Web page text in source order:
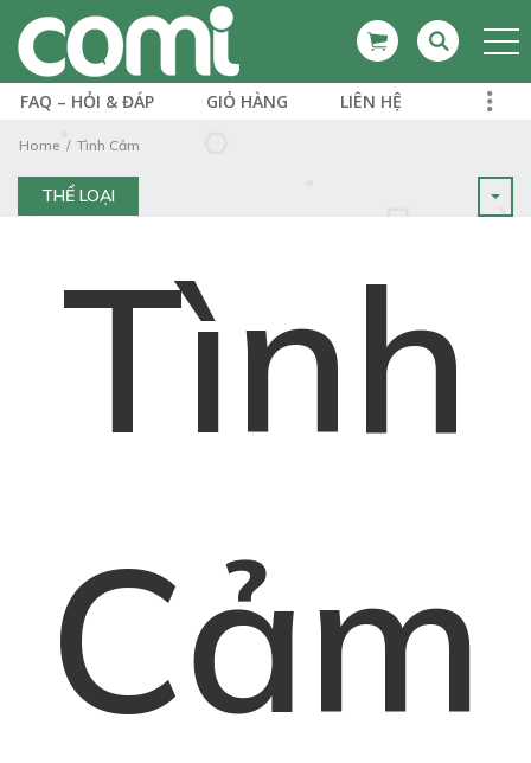
FAQ – HỎI & ĐÁP GIỎ HÀNG LIÊN HỆ
Home Tình Cảm
THỂ LOẠI
Tình
Cảm